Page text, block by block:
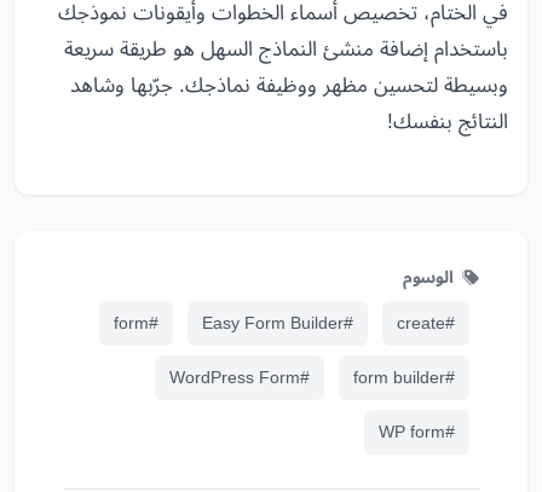
في الختام، تخصيص أسماء الخطوات وأيقونات نموذجك
باستخدام إضافة منشئ النماذج السهل هو طريقة سريعة
وبسيطة لتحسين مظهر ووظيفة نماذجك. جرّبها وشاهد
النتائج بنفسك!
الوسوم
#create
#Easy Form Builder
#form
#form builder
#WordPress Form
#WP form